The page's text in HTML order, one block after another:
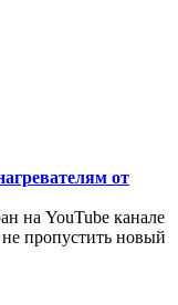
от
на YouTube канале
пропустить новый